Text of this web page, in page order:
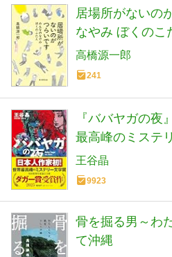
居場所がないの
なやみ ぼくのこ
高橋源一郎
241
『ババヤガの
最高峰のミステ
作家協会賞(ダガ
1)
王谷晶
9923
骨を掘る男～わ
て沖縄